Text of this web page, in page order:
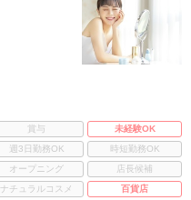
賞与
未経験OK
週3日勤務OK
時短勤務OK
オープニング
店長候補
ナチュラルコスメ 百貨店